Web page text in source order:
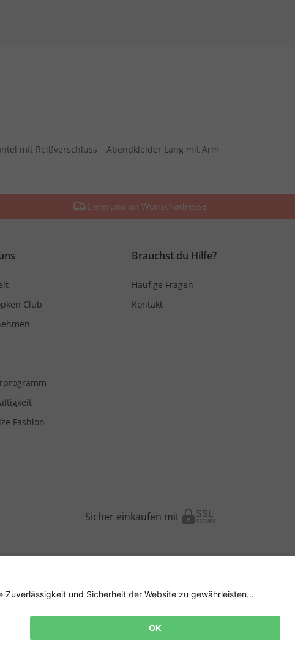
mit Reißverschluss
Abendkleider Lang mit Arm
Lieferung an Wunschadresse
Club
Fashion
Brauchst du Hilfe?
Häufige Fragen
Kontakt
Sicher einkaufen mit